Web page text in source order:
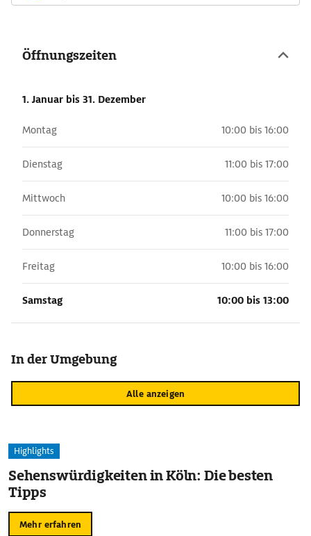
Öffnungszeiten
1. Januar bis 31. Dezember
Montag 10:00 bis 16:00
Dienstag 11:00 bis 17:00
Mittwoch 10:00 bis 16:00
Donnerstag 11:00 bis 17:00
Freitag 10:00 bis 16:00
Samstag 10:00 bis 13:00
In der Umgebung
Alle anzeigen
Highlights
Sehenswürdigkeiten in Köln: Die besten
Tipps
Mehr erfahren